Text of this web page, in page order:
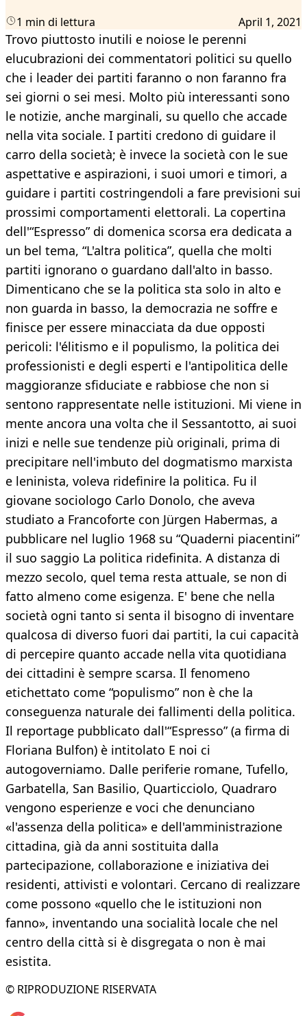
1 min di lettura April 1, 2021
Trovo piuttosto inutili e noiose le perenni
elucubrazioni dei commentatori politici su quello
che i leader dei partiti faranno o non faranno fra
sei giorni o sei mesi. Molto più interessanti sono
le notizie, anche marginali, su quello che accade
nella vita sociale. I partiti credono di guidare il
carro della società; è invece la società con le sue
aspettative e aspirazioni, i suoi umori e timori, a
guidare i partiti costringendoli a fare previsioni sui
prossimi comportamenti elettorali. La copertina
dell'“Espresso” di domenica scorsa era dedicata a
un bel tema, “L'altra politica”, quella che molti
partiti ignorano o guardano dall'alto in basso.
Dimenticano che se la politica sta solo in alto e
non guarda in basso, la democrazia ne soffre e
finisce per essere minacciata da due opposti
pericoli: l'élitismo e il populismo, la politica dei
professionisti e degli esperti e l'antipolitica delle
maggioranze sfiduciate e rabbiose che non si
sentono rappresentate nelle istituzioni. Mi viene in
mente ancora una volta che il Sessantotto, ai suoi
inizi e nelle sue tendenze più originali, prima di
precipitare nell'imbuto del dogmatismo marxista
e leninista, voleva ridefinire la politica. Fu il
giovane sociologo Carlo Donolo, che aveva
studiato a Francoforte con Jürgen Habermas, a
pubblicare nel luglio 1968 su “Quaderni piacentini”
il suo saggio La politica ridefinita. A distanza di
mezzo secolo, quel tema resta attuale, se non di
fatto almeno come esigenza. E' bene che nella
società ogni tanto si senta il bisogno di inventare
qualcosa di diverso fuori dai partiti, la cui capacità
di percepire quanto accade nella vita quotidiana
dei cittadini è sempre scarsa. Il fenomeno
etichettato come “populismo” non è che la
conseguenza naturale dei fallimenti della politica.
Il reportage pubblicato dall'“Espresso” (a firma di
Floriana Bulfon) è intitolato E noi ci
autogoverniamo. Dalle periferie romane, Tufello,
Garbatella, San Basilio, Quarticciolo, Quadraro
vengono esperienze e voci che denunciano
«l'assenza della politica» e dell'amministrazione
cittadina, già da anni sostituita dalla
partecipazione, collaborazione e iniziativa dei
residenti, attivisti e volontari. Cercano di realizzare
come possono «quello che le istituzioni non
fanno», inventando una socialità locale che nel
centro della città si è disgregata o non è mai
esistita.
© RIPRODUZIONE RISERVATA